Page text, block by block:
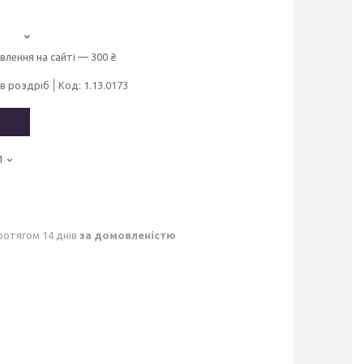
на сайті — 300 ₴
роздріб Код: 1.13.0173
14 днів за домовленістю